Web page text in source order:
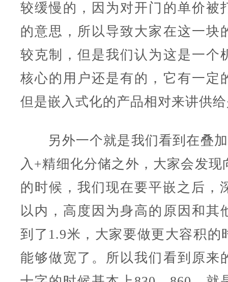
较缓慢的，因为对开门的单价被
的意思，所以导致大家在这一块
较克制，但是我们认为这是一个
核心的用户还是有的，它有一定
但是嵌入式化的产品相对来讲供
另外一个就是我们看到在叠加
入+精细化分储之外，大家会发现
的时候，我们现在要平嵌之后，
以内，高度因为身高的原因和其
到了1.9米，大家要做更大容积的
能够做宽了。所以我们看到原来